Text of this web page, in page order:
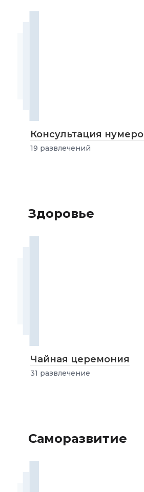
Консультация
19 развлечений
Здоровье
Чайная церемония
31 развлечение
Саморазвитие